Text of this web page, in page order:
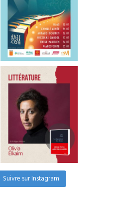
Suivre sur Instagram